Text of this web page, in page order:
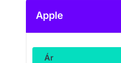
Apple
Ár